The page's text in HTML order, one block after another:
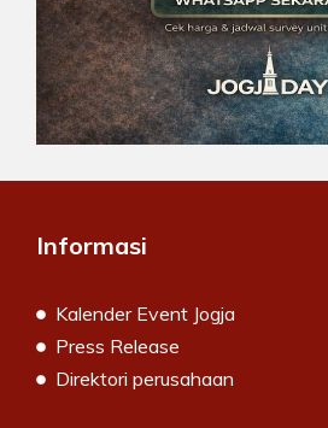
Informasi
Kalender Event Jogja
Press Release
Direktori perusahaan